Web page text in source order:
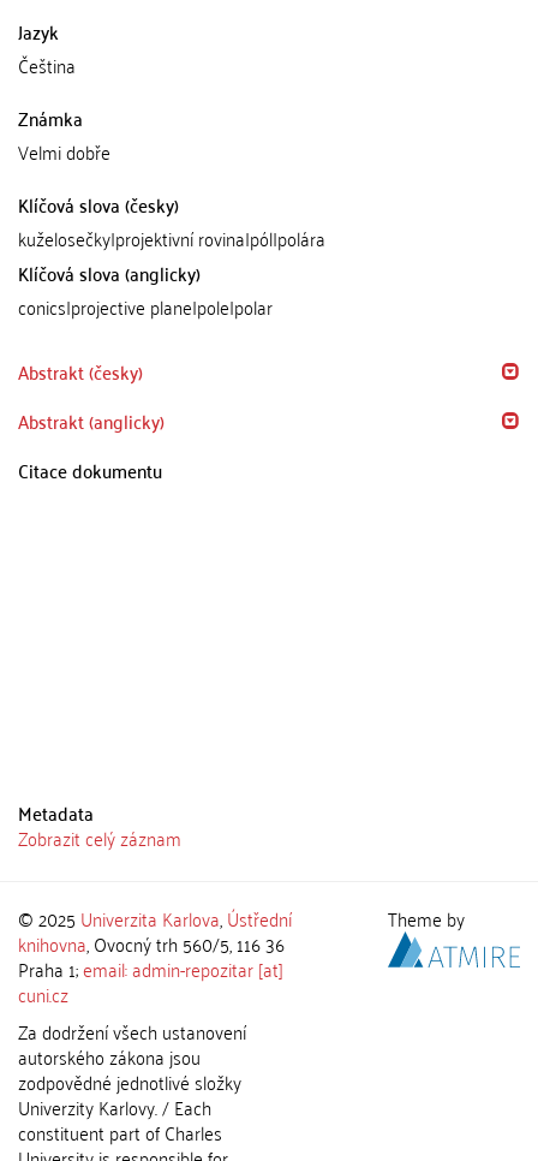
Jazyk
Čeština
Známka
Velmi dobře
Klíčová slova (česky)
kuželosečky|projektivní rovina|pól|polára
Klíčová slova (anglicky)
conics|projective plane|pole|polar
Abstrakt (česky)
Abstrakt (anglicky)
Citace dokumentu
Metadata
Zobrazit celý záznam
© 2025 Univerzita Karlova,Ústřední
knihovna, Ovocný trh 560/5, 116 36
Praha 1;email: admin-repozitar [at]
cuni.cz
Za dodržení všech ustanovení
autorského zákona jsou
zodpovědné jednotlivé složky
Univerzity Karlovy. / Each
constituent part of Charles
Theme by